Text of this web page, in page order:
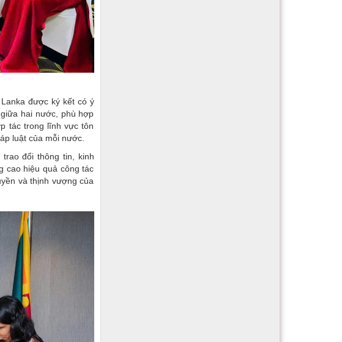
được ký kết có ý
hai nước, phù hợp
tác trong lĩnh vực tôn
luật của mỗi nước.
đổi thông tin, kinh
cao hiệu quả công tác
và thịnh vượng của